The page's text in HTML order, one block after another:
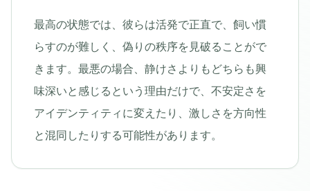
最高の状態では、彼らは活発で正直で、飼い慣
らすのが難しく、偽りの秩序を見破ることがで
きます。最悪の場合、静けさよりもどちらも興
味深いと感じるという理由だけで、不安定さを
アイデンティティに変えたり、激しさを方向性
と混同したりする可能性があります。